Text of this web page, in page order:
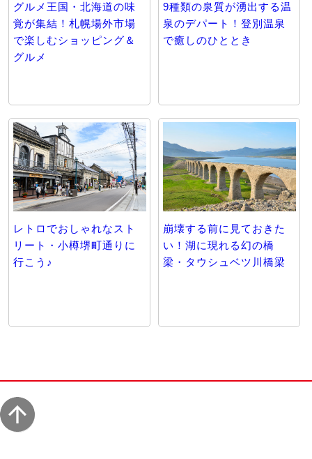
グルメ王国・北海道の味
覚が集結！札幌場外市場
で楽しむショッピング＆
グルメ
9種類の泉質が湧出する温
泉のデパート！登別温泉
で癒しのひととき
レトロでおしゃれなスト
リート・小樽堺町通りに
行こう♪
崩壊する前に見ておきた
い！湖に現れる幻の橋
梁・タウシュベツ川橋梁